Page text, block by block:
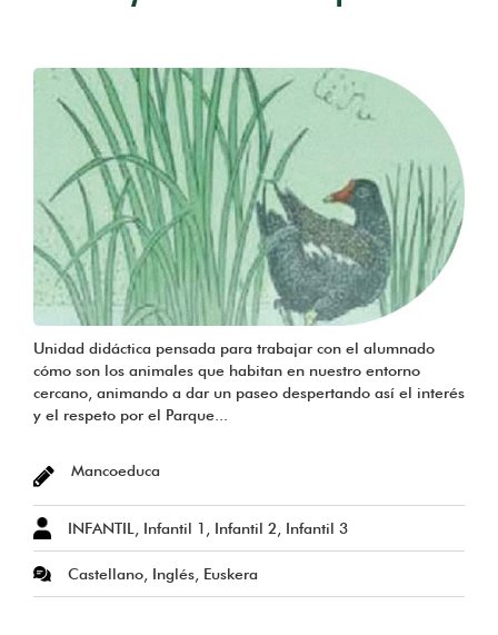
Unidad didáctica pensada para trabajar con el alumnado
cómo son los animales que habitan en nuestro entorno
cercano, animando a dar un paseo despertando así el interés
y el respeto por el Parque...
Mancoeduca
INFANTIL, Infantil 1, Infantil 2, Infantil 3
Castellano, Inglés, Euskera